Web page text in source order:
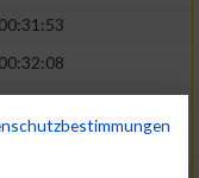
00:31:53
00:32:08
02:41:38